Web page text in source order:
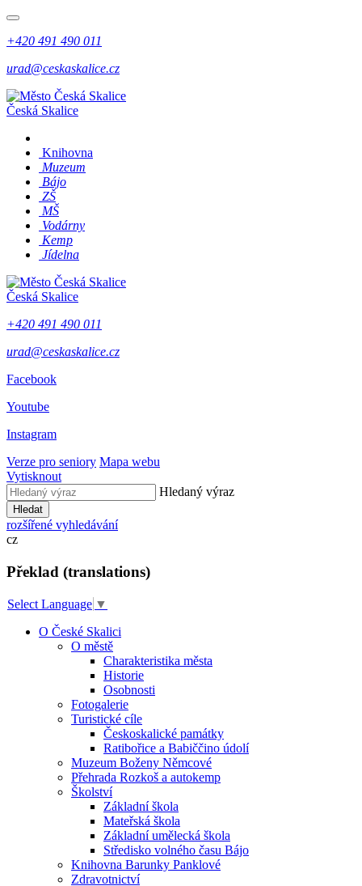
+420 491 490 011
urad@ceskaskalice.cz
Česká Skalice
Knihovna
Muzeum
Bájo
ZŠ
MŠ
Vodárny
Kemp
Jídelna
Česká Skalice
+420 491 490 011
urad@ceskaskalice.cz
Facebook
Youtube
Instagram
Verze pro seniory Mapa webu
Vytisknout
Hledaný výraz
Hledat
rozšířené vyhledávání
cz
Překlad (translations)
Select Language ▼
O České Skalici
O městě
Charakteristika města
Historie
Osobnosti
Fotogalerie
Turistické cíle
Českoskalické památky
Ratibořice a Babiččino údolí
Muzeum Boženy Němcové
Přehrada Rozkoš a autokemp
Školství
Základní škola
Mateřská škola
Základní umělecká škola
Středisko volného času Bájo
Knihovna Barunky Panklové
Zdravotnictví